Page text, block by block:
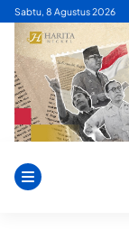
Skip
content
Sabtu, 8 Agustus 2026